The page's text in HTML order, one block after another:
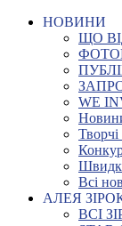
НОВИНИ
ЩО
WE
Всі
АЛЕЯ
ВСІ